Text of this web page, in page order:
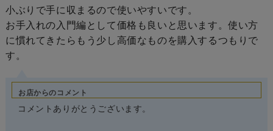
小ぶりで手に収まるので使いやすいです。
お手入れの入門編として価格も良いと思います。使い方
に慣れてきたらもう少し高価なものを購入するつもりで
す。
お店からのコメント
コメントありがとうございます。